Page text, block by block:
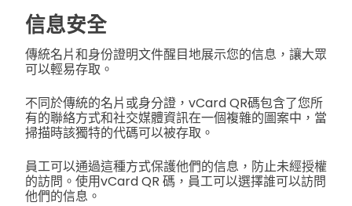
信息安全
傳統名片和身份證明文件醒目地展示您的信息，讓大眾
可以輕易存取。
不同於傳統的名片或身分證，vCard QR碼包含了您所
有的聯絡方式和社交媒體資訊在一個複雜的圖案中，當
掃描時該獨特的代碼可以被存取。
員工可以通過這種方式保護他們的信息，防止未經授權
的訪問。使用vCard QR 碼，員工可以選擇誰可以訪問
他們的信息。